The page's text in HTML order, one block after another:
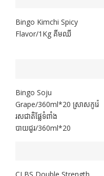
Bingo Kimchi Spicy
Flavor/1Kg គីមឈី
Bingo Soju
Grape/360ml*20 ស្រាសកូរ៉េ
រសជាតិផ្លែទំពាំង
បាយជូរ/360ml*20